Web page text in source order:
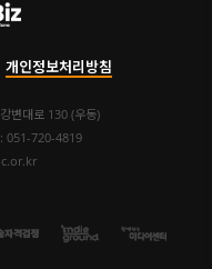
개인정보처리방침
변대로 130 (우동)
051-720-4819